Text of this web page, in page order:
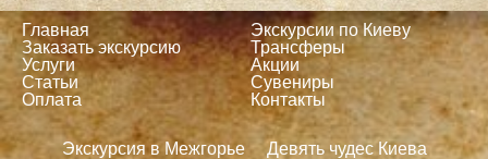
Главная
Экскурсии по Киеву
Заказать экскурсию
Трансферы
Услуги
Акции
Статьи
Сувениры
Оплата
Контакты
Экскурсия в Межгорье
Девять чудес Киева